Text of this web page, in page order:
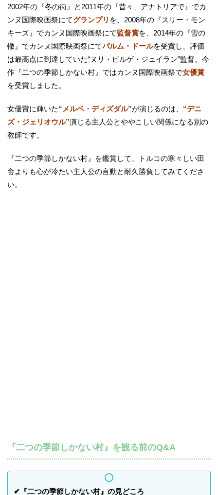
2002年の『冬の街』と2011年の『昔々、アナトリアで』でカ
ンヌ国際映画祭にてグランプリ を、2008年の『スリー・モン
キーズ』でカンヌ国際映画祭にて監督賞を、2014年の『雪の
轍』でカンヌ国際映画祭にてパルム・ドールを受賞し、評価
は最高点に到達していた“ヌリ・ビルゲ・ジェイラン”監督。今
作『二つの季節しかない村』ではカンヌ国際映画祭で女優賞
を受賞しました。
女優賞に輝いた“メルベ・ディズダル”が演じるのは、 “デニ
ズ・ジェリオウル”演じる主人公とややこしい関係になる別の
教師です。
『二つの季節しかない村』を鑑賞して、トルコの寒々しい田
舎よりも心が冷たい主人公の言動と耐久勝負してみてくださ
い。
『二つの季節しかない村』を観る前のQ&A
✔『二つの季節しかない村』の見どころ